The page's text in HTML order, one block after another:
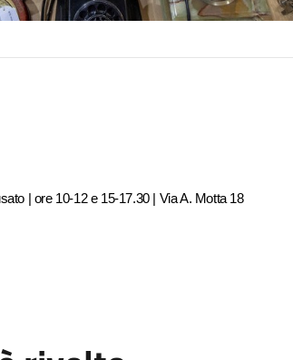
| ore 10-12 e 15-17.30 | Via A. Motta 18